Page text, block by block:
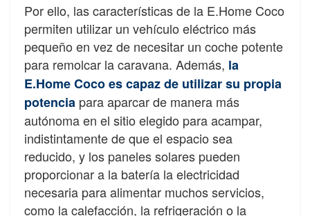
Por ello, las características de la E.Home Coco
permiten utilizar un vehículo eléctrico más
pequeño en vez de necesitar un coche potente
para remolcar la caravana. Además, la
E.Home Coco es capaz de utilizar su propia
potencia para aparcar de manera más
autónoma en el sitio elegido para acampar,
indistintamente de que el espacio sea
reducido, y los paneles solares pueden
proporcionar a la batería la electricidad
necesaria para alimentar muchos servicios,
como la calefacción, la refrigeración o la